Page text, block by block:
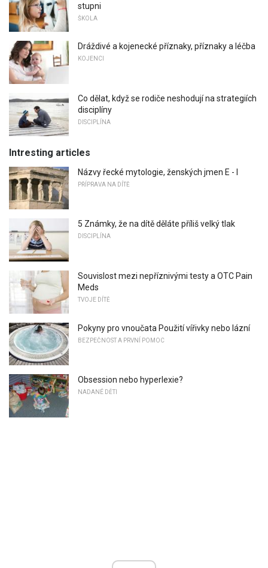
stupni
ŠKOLA
Dráždivé a kojenecké příznaky, příznaky a léčba
KOJENCI
Co dělat, když se rodiče neshodují na strategiích
disciplíny
DISCIPLÍNA
Intresting articles
Názvy řecké mytologie, ženských jmen E - I
PŘÍPRAVA NA DÍTĚ
5 Známky, že na dítě děláte příliš velký tlak
DISCIPLÍNA
Souvislost mezi nepříznivými testy a OTC Pain
Meds
TVOJE DÍTĚ
Pokyny pro vnoučata Použití vířivky nebo lázní
BEZPEČNOST A PRVNÍ POMOC
Obsession nebo hyperlexie?
NADANÉ DĚTI